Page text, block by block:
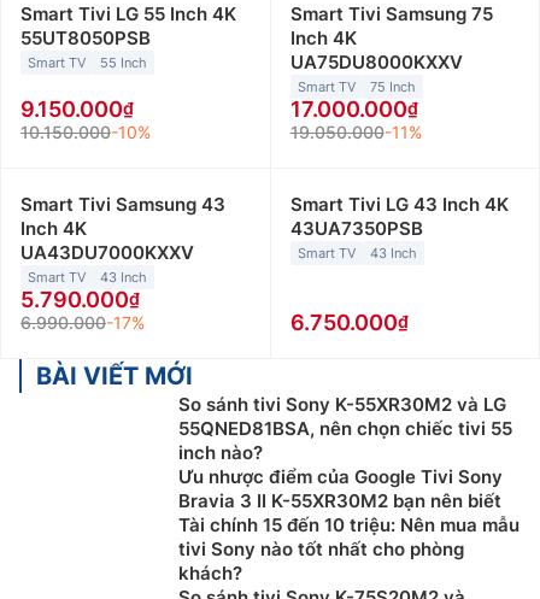
Smart Tivi LG 55 Inch 4K
55UT8050PSB
Smart TV 55 Inch
9.150.000
10.150.000-10%
Smart Tivi Samsung 75
Inch 4K
UA75DU8000KXXV
Smart TV 75 Inch
17.000.000
19.050.000-11%
Smart Tivi Samsung 43
Inch 4K
UA43DU7000KXXV
Smart TV 43 Inch
5.790.000
6.990.000-17%
Smart Tivi LG 43 Inch 4K
43UA7350PSB
Smart TV 43 Inch
6.750.000
BÀI VIẾT MỚI
So sánh tivi Sony K-55XR30M2 và LG
55QNED81BSA, nên chọn chiếc tivi 55
inch nào?
Ưu nhược điểm của Google Tivi Sony
Bravia 3 II K-55XR30M2 bạn nên biết
Tài chính 15 đến 10 triệu: Nên mua mẫu
tivi Sony nào tốt nhất cho phòng
khách?